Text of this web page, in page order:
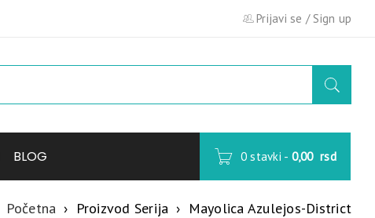
Prijavi se /Sign up
BLOG 0 stavki - 0,00 rsd
Početna › Proizvod Serija › Mayolica Azulejos-District